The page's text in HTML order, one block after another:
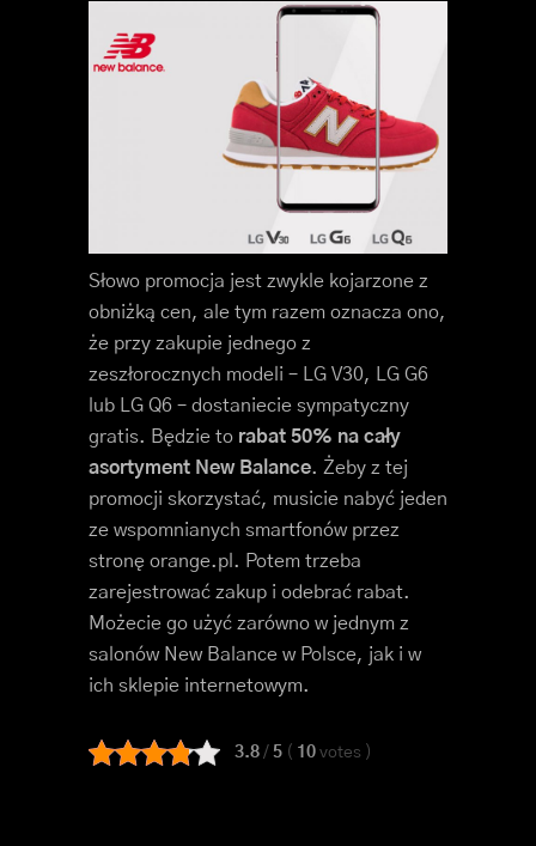
Słowo promocja jest zwykle kojarzone z
obniżką cen, ale tym razem oznacza ono,
że przy zakupie jednego z
zeszłorocznych modeli – LG V30, LG G6
lub LG Q6 – dostaniecie sympatyczny
gratis. Będzie to rabat 50% na cały
asortyment New Balance. Żeby z tej
promocji skorzystać, musicie nabyć jeden
ze wspomnianych smartfonów przez
stronę orange.pl. Potem trzeba
zarejestrować zakup i odebrać rabat.
Możecie go użyć zarówno w jednym z
salonów New Balance w Polsce, jak i w
ich sklepie internetowym.
3.8 / 5 ( 10 votes )